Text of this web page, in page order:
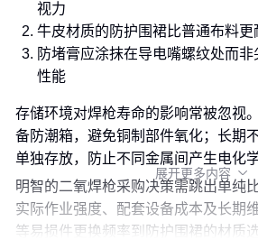
视力
牛皮材质的防护围裙比普通布料更
防堵膏应涂抹在导电嘴螺纹处而
性能
存储环境对焊枪寿命的影响常被忽视
备防潮箱，避免铜制部件氧化；长期
单独存放，防止不同金属间产生电化学
明智的二氧焊枪采购决策需跳出单纯
实际作业强度、配套设备成本及长期
等易损件更换频率到防护围裙的材质
展开更多内容 